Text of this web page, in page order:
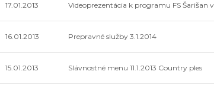
17.01.2013 Videoprezentácia k programu FS Šarišan v
16.01.2013 Prepravné služby 3.1.2014
15.01.2013 Slávnostné menu 11.1.2013 Country ples